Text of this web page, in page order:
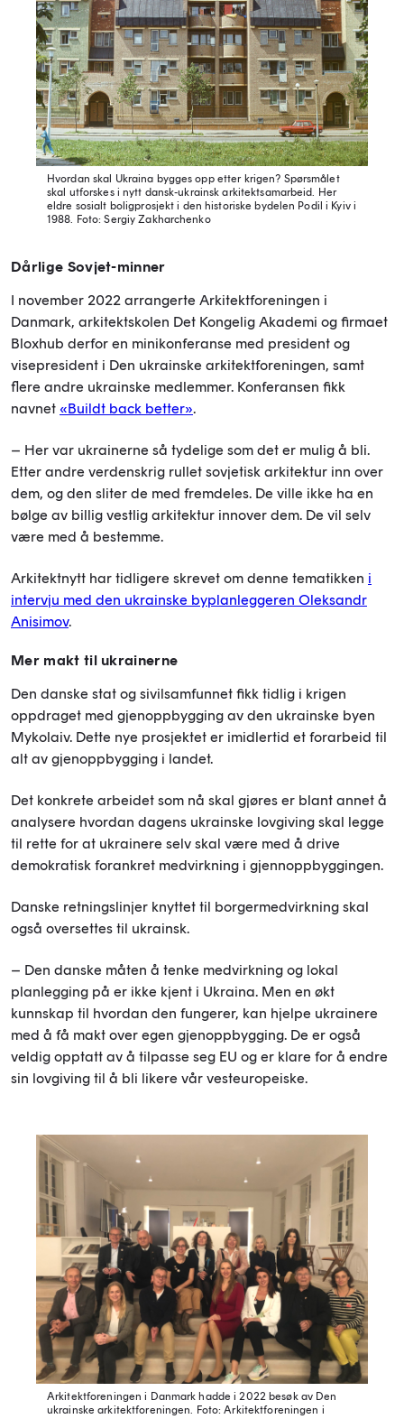
Hvordan skal Ukraina bygges opp etter krigen? Spørsmålet
skal utforskes i nytt dansk-ukrainsk arkitektsamarbeid. Her
eldre sosialt boligprosjekt i den historiske bydelen Podil i Kyiv i
1988. Foto: Sergiy Zakharchenko
Dårlige Sovjet-minner
I november 2022 arrangerte Arkitektforeningen i
Danmark, arkitektskolen Det Kongelig Akademi og firmaet
Bloxhub derfor en minikonferanse med president og
visepresident i Den ukrainske arkitektforeningen, samt
flere andre ukrainske medlemmer. Konferansen fikk
navnet «Buildt back better».
– Her var ukrainerne så tydelige som det er mulig å bli.
Etter andre verdenskrig rullet sovjetisk arkitektur inn over
dem, og den sliter de med fremdeles. De ville ikke ha en
bølge av billig vestlig arkitektur innover dem. De vil selv
være med å bestemme.
Arkitektnytt har tidligere skrevet om denne tematikken i
intervju med den ukrainske byplanleggeren Oleksandr
Anisimov.
Mer makt til ukrainerne
Den danske stat og sivilsamfunnet fikk tidlig i krigen
oppdraget med gjenoppbygging av den ukrainske byen
Mykolaiv. Dette nye prosjektet er imidlertid et forarbeid til
alt av gjenoppbygging i landet.
Det konkrete arbeidet som nå skal gjøres er blant annet å
analysere hvordan dagens ukrainske lovgiving skal legge
til rette for at ukrainere selv skal være med å drive
demokratisk forankret medvirkning i gjennoppbyggingen.
Danske retningslinjer knyttet til borgermedvirkning skal
også oversettes til ukrainsk.
– Den danske måten å tenke medvirkning og lokal
planlegging på er ikke kjent i Ukraina. Men en økt
kunnskap til hvordan den fungerer, kan hjelpe ukrainere
med å få makt over egen gjenoppbygging. De er også
veldig opptatt av å tilpasse seg EU og er klare for å endre
sin lovgiving til å bli likere vår vesteuropeiske.
Arkitektforeningen i Danmark hadde i 2022 besøk av Den
ukrainske arkitektforeningen.
Foto: Arkitektforeningen i